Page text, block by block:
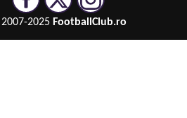
2025 FootballClub.ro